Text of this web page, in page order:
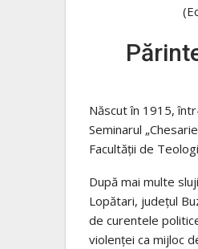
Născut în 1915,
Seminarul
Facultăţii de
După mai multe
Lopătari, judeţul
de curentele
violenţei ca mijloc